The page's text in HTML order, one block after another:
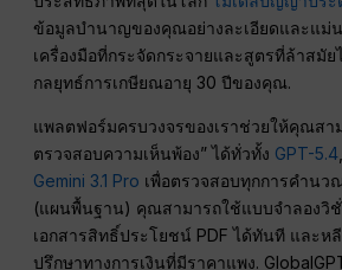
ข้อมูลบำนาญของคุณอย่างละเอียดและแม่
เครื่องมือที่กระจัดกระจายและสูตรที่ล้าสมั
กลยุทธ์การเกษียณอายุ 30 ปีของคุณ.
แพลตฟอร์มครบวงจรของเราช่วยให้คุณสา
ตรวจสอบความเห็นพ้อง” ได้ทั่วทั้ง GPT-5.4
Gemini 3.1 Pro เพื่อตรวจสอบทุกการคำนว
(แผนพื้นฐาน) คุณสามารถใช้แบบจำลองวิชั่
เอกสารสิทธิ์ประโยชน์ PDF ได้ทันที และห
ปรึกษาทางการเงินที่มีราคาแพง.